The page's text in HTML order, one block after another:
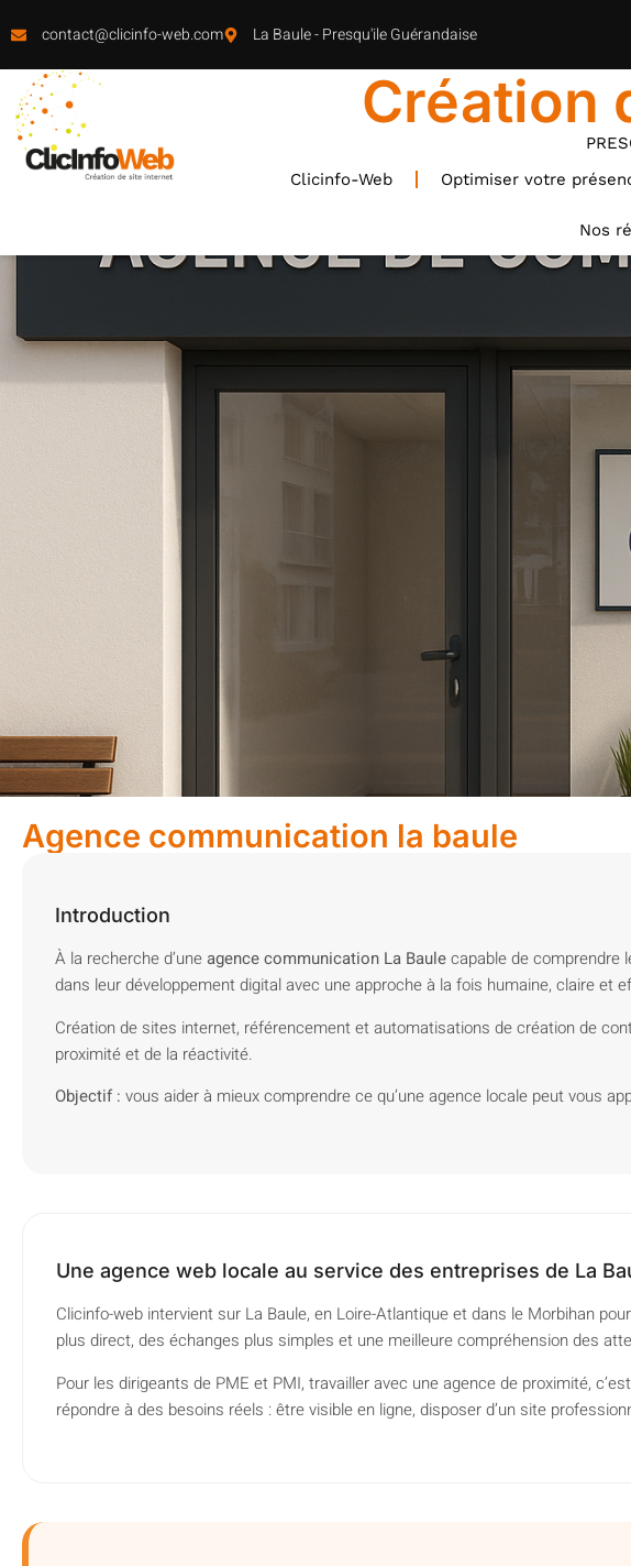
contact@clicinfo-web.com La Baule - Presqu'ile Guérandaise
Création
Clicinfo-Web
Optimiser votre
Nos
Agence communication la baule
Introduction
À la recherche d’une agence communication La Baulecapable de comprendre
dans leur développement digital avec une approche à la fois humaine, claire et
Création de sites internet, référencement et automatisations de création de
proximité et de la réactivité.
Objectif : vous aider à mieux comprendre ce qu’une agence locale peut vous
Une agence web locale au service des entreprises de La
Clicinfo-web intervient sur La Baule, en Loire-Atlantique et dans le Morbihan
plus direct, des échanges plus simples et une meilleure compréhension des
Pour les dirigeants de PME et PMI, travailler avec une agence de proximité,
répondre à des besoins réels : être visible en ligne, disposer d’un site